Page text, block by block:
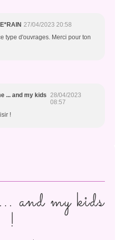
27/04/2023 20:58
type d'ouvrages. Merci pour ton
... and my kids 28/04/2023
08:57
!
and my kids
!